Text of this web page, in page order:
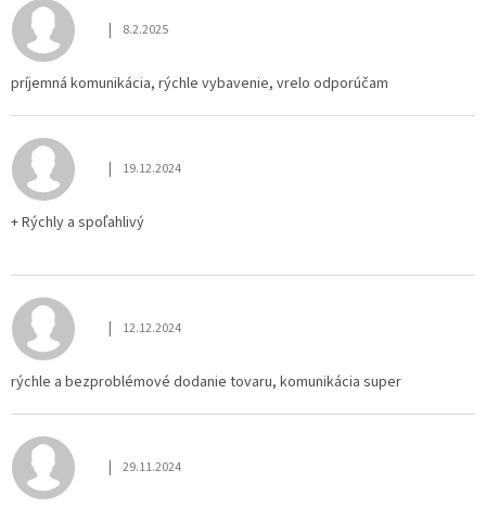
Hodnotenie obchodu je 5 z 5 hviezdičiek.
| 8.2.2025
príjemná komunikácia, rýchle vybavenie, vrelo odporúčam
Hodnotenie obchodu je 5 z 5 hviezdičiek.
| 19.12.2024
+ Rýchly a spoľahlivý
Hodnotenie obchodu je 5 z 5 hviezdičiek.
| 12.12.2024
rýchle a bezproblémové dodanie tovaru, komunikácia super
Hodnotenie obchodu je 5 z 5 hviezdičiek.
| 29.11.2024